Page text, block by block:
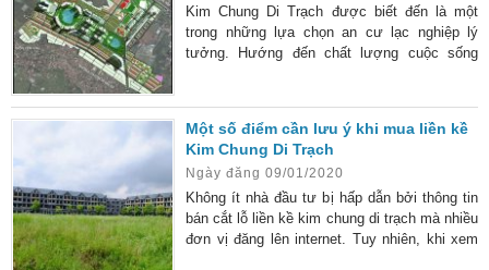
hút đông đảo các
Kim Chung Di Trạch được biết đến là một
trong những lựa chọn an cư lạc nghiệp lý
tưởng. Hướng đến chất lượng cuộc sống
cuộc sống ồn ã. Bỏ ra số tiền không nhỏ để
sở hữu một căn hộ sang trọng giữa lòng thủ
đô. Nhưng chưa chắc đã có đầy đủ tiện ích
và
Một số điểm cần lưu ý khi mua liền kề
Kim Chung Di Trạch
Ngày đăng 09/01/2020
Không ít nhà đầu tư bị hấp dẫn bởi thông tin
bán cắt lỗ liền kề kim chung di trạch mà nhiều
đơn vị đăng lên internet. Tuy nhiên, khi xem